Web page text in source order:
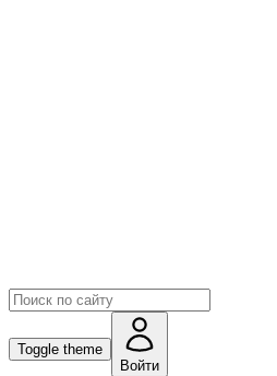
Toggle theme
Войти